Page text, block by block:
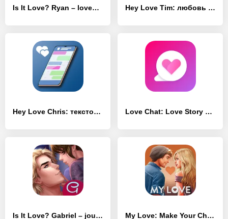
Is It Love? Ryan – lovestory Hey Love Tim: любовь и выбор
Hey Love Chris: текстовая игра Love Chat: Love Story Chapters
Is It Love? Gabriel – journeys My Love: Make Your Choice!